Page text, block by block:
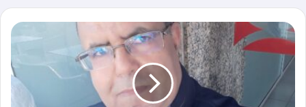
الوي
ب